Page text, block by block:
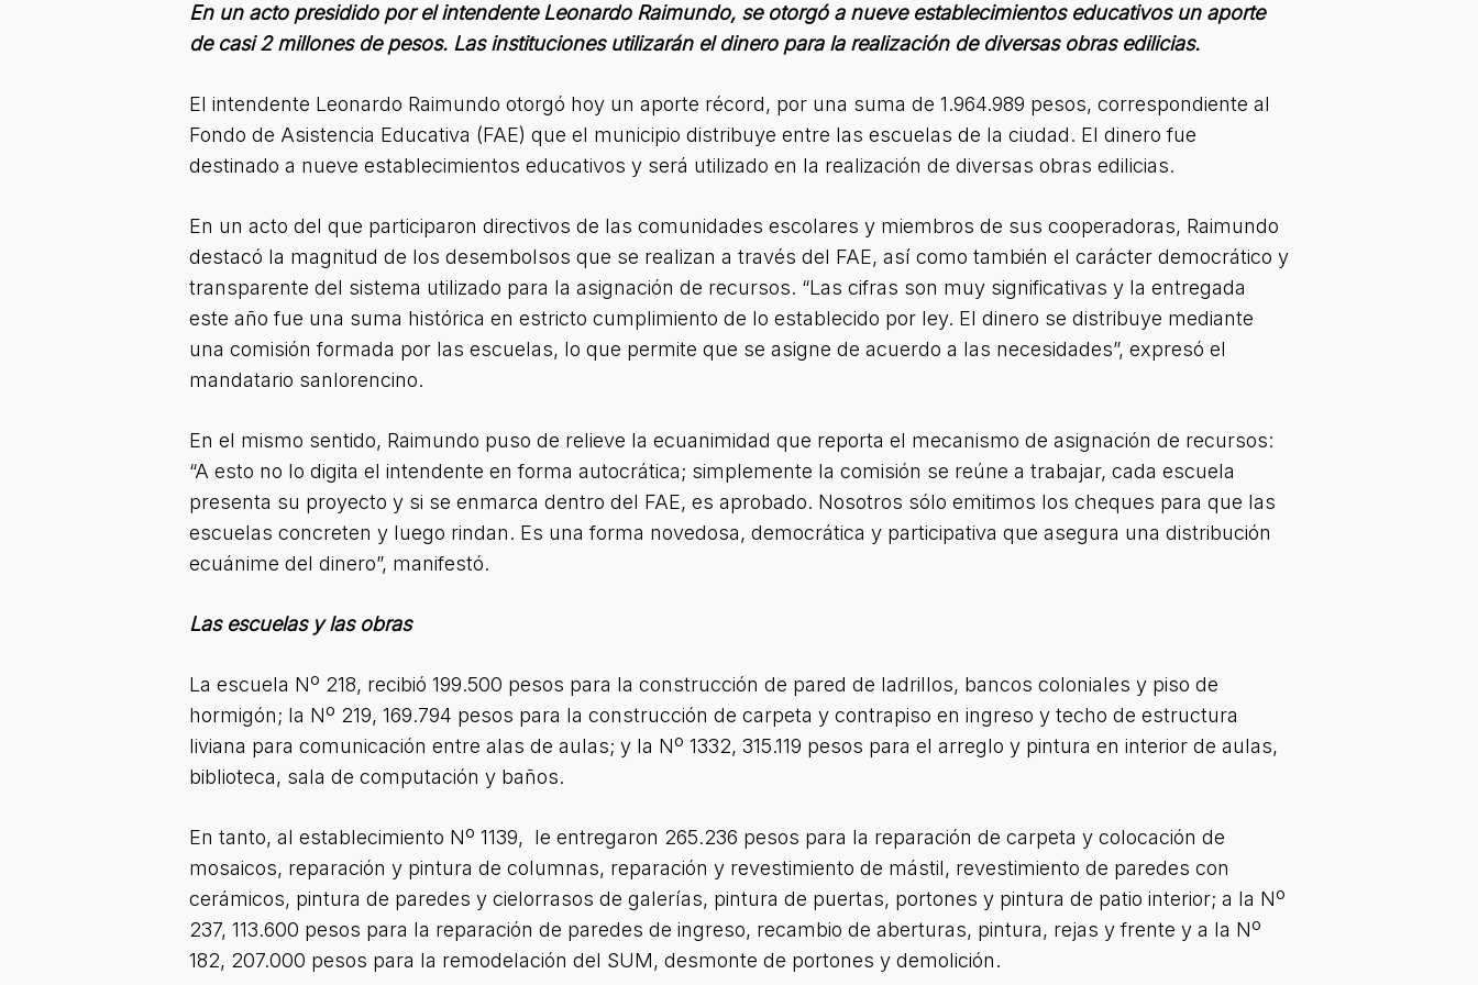
En un acto presidido por el intendente Leonardo Raimundo, se otorgó a nueve establecimientos educativos un aporte
de casi 2 millones de pesos. Las instituciones utilizarán el dinero para la realización de diversas obras edilicias.
El intendente Leonardo Raimundo otorgó hoy un aporte récord, por una suma de 1.964.989 pesos, correspondiente al
Fondo de Asistencia Educativa (FAE) que el municipio distribuye entre las escuelas de la ciudad. El dinero fue
destinado a nueve establecimientos educativos y será utilizado en la realización de diversas obras edilicias.
En un acto del que participaron directivos de las comunidades escolares y miembros de sus cooperadoras, Raimundo
destacó la magnitud de los desembolsos que se realizan a través del FAE, así como también el carácter democrático y
transparente del sistema utilizado para la asignación de recursos. “Las cifras son muy significativas y la entregada
este año fue una suma histórica en estricto cumplimiento de lo establecido por ley. El dinero se distribuye mediante
una comisión formada por las escuelas, lo que permite que se asigne de acuerdo a las necesidades”, expresó el
mandatario sanlorencino.
En el mismo sentido, Raimundo puso de relieve la ecuanimidad que reporta el mecanismo de asignación de recursos:
“A esto no lo digita el intendente en forma autocrática; simplemente la comisión se reúne a trabajar, cada escuela
presenta su proyecto y si se enmarca dentro del FAE, es aprobado. Nosotros sólo emitimos los cheques para que las
escuelas concreten y luego rindan. Es una forma novedosa, democrática y participativa que asegura una distribución
ecuánime del dinero”, manifestó.
Las escuelas y las obras
La escuela Nº 218, recibió 199.500 pesos para la construcción de pared de ladrillos, bancos coloniales y piso de
hormigón; la Nº 219, 169.794 pesos para la construcción de carpeta y contrapiso en ingreso y techo de estructura
liviana para comunicación entre alas de aulas; y la Nº 1332, 315.119 pesos para el arreglo y pintura en interior de aulas,
biblioteca, sala de computación y baños.
En tanto, al establecimiento Nº 1139, le entregaron 265.236 pesos para la reparación de carpeta y colocación de
mosaicos, reparación y pintura de columnas, reparación y revestimiento de mástil, revestimiento de paredes con
cerámicos, pintura de paredes y cielorrasos de galerías, pintura de puertas, portones y pintura de patio interior; a la Nº
237, 113.600 pesos para la reparación de paredes de ingreso, recambio de aberturas, pintura, rejas y frente y a la Nº
182, 207.000 pesos para la remodelación del SUM, desmonte de portones y demolición.